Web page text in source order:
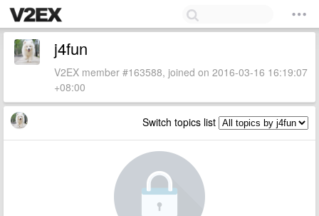
j4fun
V2EX member #163588, joined on 2016-03-16 16:19:07
+08:00
Switch topics list